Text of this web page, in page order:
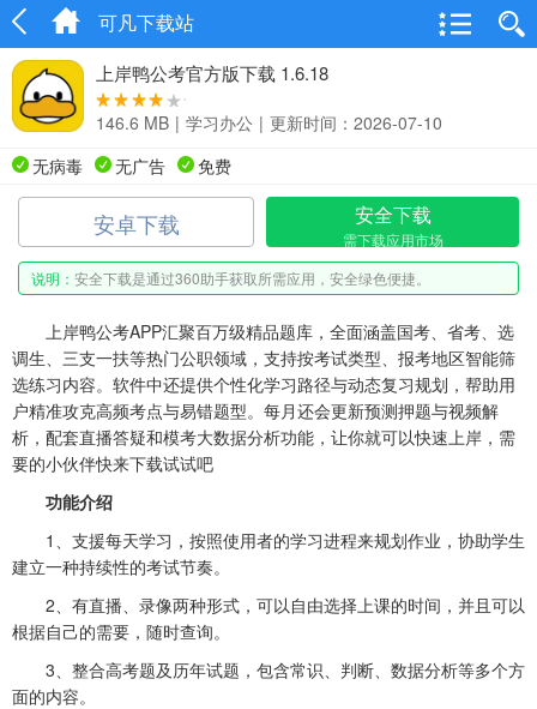
可凡下载站
上岸鸭公考官方版下载 1.6.18
146.6 MB | 学习办公 | 更新时间：2026-07-10
无病毒
无广告 免费
安卓下载 安全下载
需下载应用市场
说明： 安全下载是通过360助手获取所需应用，安全绿色便捷。
上岸鸭公考APP汇聚百万级精品题库，全面涵盖国考、省考、选
调生、三支一扶等热门公职领域，支持按考试类型、报考地区智能筛
选练习内容。软件中还提供个性化学习路径与动态复习规划，帮助用
户精准攻克高频考点与易错题型。每月还会更新预测押题与视频解
析，配套直播答疑和模考大数据分析功能，让你就可以快速上岸，需
要的小伙伴快来下载试试吧
功能介绍
1、支援每天学习，按照使用者的学习进程来规划作业，协助学生
建立一种持续性的考试节奏。
2、有直播、录像两种形式，可以自由选择上课的时间，并且可以
根据自己的需要，随时查询。
3、整合高考题及历年试题，包含常识、判断、数据分析等多个方
面的内容。